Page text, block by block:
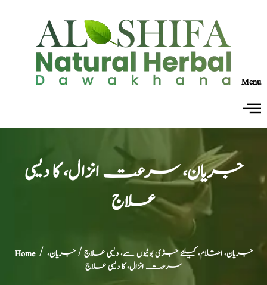
Menu
جریان، سرعت انزال، کا دیسی
علاج
Home/ جریان، احتلام، کیلئے جڑی بوٹیوں سے، دیسی علاج/ جریان،
سرعت انزال، کا دیسی علاج